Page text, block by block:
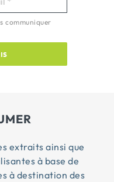
communiquer
extraits ainsi que
à base de
à destination des